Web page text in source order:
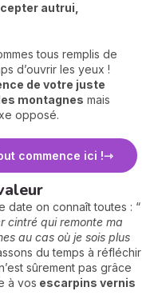
autrui,
tous remplis de
d’ouvrir les yeux !
de votre juste
montagnes mais
opposé.
commence ici !
date on connaît toutes : “
cintré qui remonte ma
au cas où je sois plus
du temps à réfléchir
sûrement pas grâce
à vos escarpins vernis